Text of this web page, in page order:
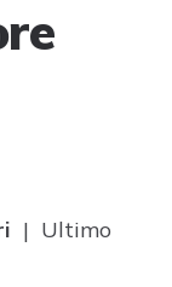
| Ultimo